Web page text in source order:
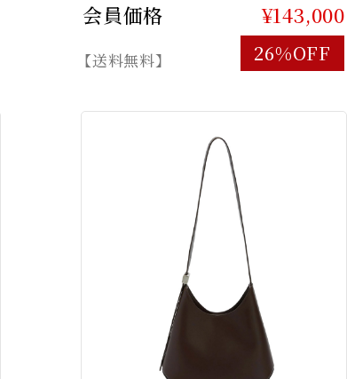
会員価格 ¥143,000
【送料無料】 26%OFF